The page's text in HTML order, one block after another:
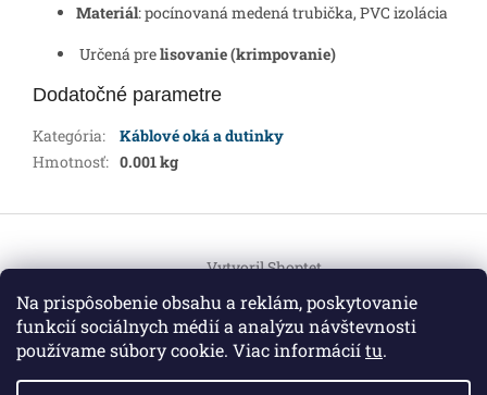
Na prispôsobenie obsahu a reklám, poskytovanie
funkcií sociálnych médií a analýzu návštevnosti
používame súbory cookie. Viac informáciítu.
Materiál: pocínovaná medená trubička, PVC izolácia
Určená prelisovanie (krimpovanie)
Dodatočné parametre
Kategória:
Káblové oká a dutinky
Hmotnosť: 0.001 kg
p
Vytvoril Shoptet
Copyright 2026HEMI Elektro. Všetky práva vyhradené.
Upraviť nastavenie cookies